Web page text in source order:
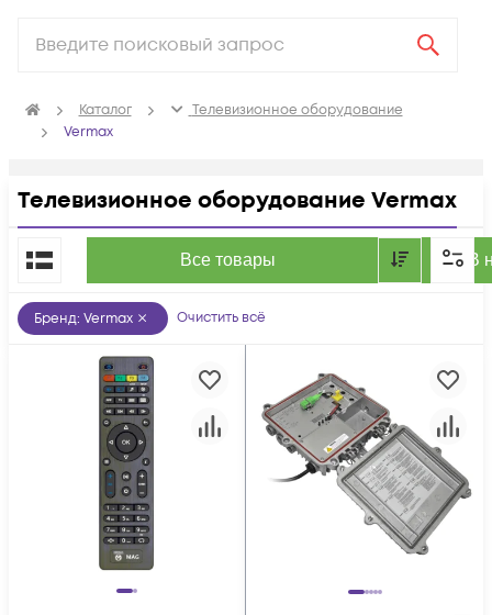
Каталог
Телевизионное оборудование
Vermax
Телевизионное оборудование Vermax
Все товары В
По популярности
Бренд: Vermax Очистить всё